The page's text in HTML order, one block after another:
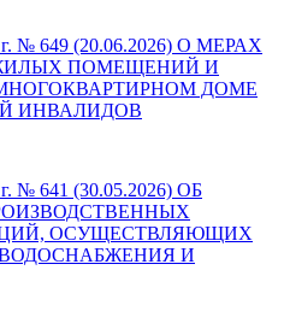
г. № 649 (20.06.2026) О МЕРАХ
ПОМЕЩЕНИЙ И
ДОМЕ
ИНВАЛИДОВ
№ 641 (30.05.2026) ОБ
ОСУЩЕСТВЛЯЮЩИХ
И